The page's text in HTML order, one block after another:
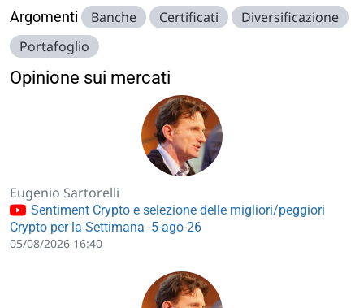
Argomenti Banche Certificati
Diversificazione
Portafoglio
Opinione sui mercati
Eugenio Sartorelli
Sentiment Crypto e selezione delle migliori/peggiori
Crypto per la Settimana -5-ago-26
05/08/2026 16:40